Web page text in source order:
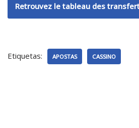
Retrouvez le tableau des
Etiquetas: APOSTAS CASSINO